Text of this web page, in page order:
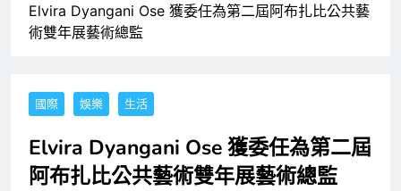
Elvira Dyangani Ose 獲委任為第二屆阿布扎比公共藝
術雙年展藝術總監
國際 娛樂 生活
Elvira Dyangani Ose 獲委任為第二屆
阿布扎比公共藝術雙年展藝術總監